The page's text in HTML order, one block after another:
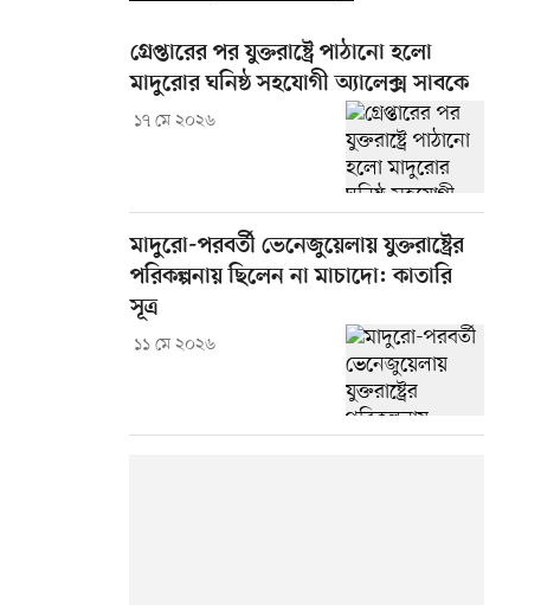
গ্রেপ্তারের পর যুক্তরাষ্ট্রে পাঠানো হলো
মাদুরোর ঘনিষ্ঠ সহযোগী অ্যালেক্স সাবকে
১৭ মে ২০২৬
মাদুরো-পরবর্তী ভেনেজুয়েলায় যুক্তরাষ্ট্রের
পরিকল্পনায় ছিলেন না মাচাদো: কাতারি
সূত্র
১১ মে ২০২৬